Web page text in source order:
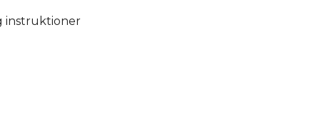
instruktioner